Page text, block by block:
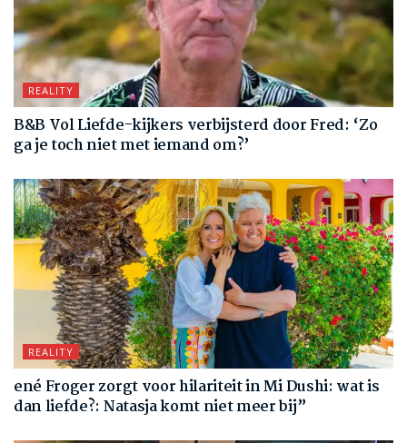
REALITY
B&B Vol Liefde-kijkers verbijsterd door Fred: ‘Zo
ga je toch niet met iemand om?’
REALITY
ené Froger zorgt voor hilariteit in Mi Dushi: wat is
dan liefde?: Natasja komt niet meer bij”